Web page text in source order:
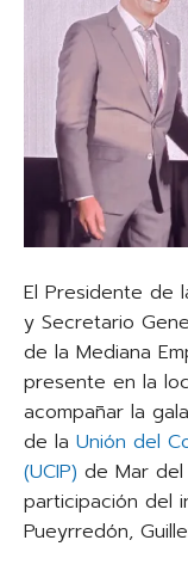
El Presidente de
y Secretario
de la Mediana
presente en la
acompañar la
de la Unión del
(UCIP) de Mar
participación del
Pueyrredón,